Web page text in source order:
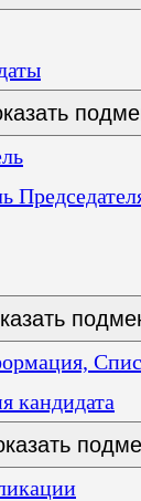
кандидата